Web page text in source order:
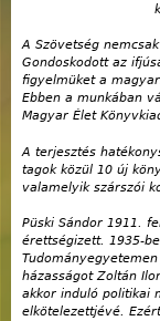
A Szövetség
Gondoskodott az
figyelmüket a
Ebben a munkában
Magyar Élet
A terjesztés
tagok közül 10 új
valamelyik szárszói
Püski Sándor 1911.
érettségizett. 1935-
házasságot Zoltán
akkor induló politikai
elkötelezettjévé.